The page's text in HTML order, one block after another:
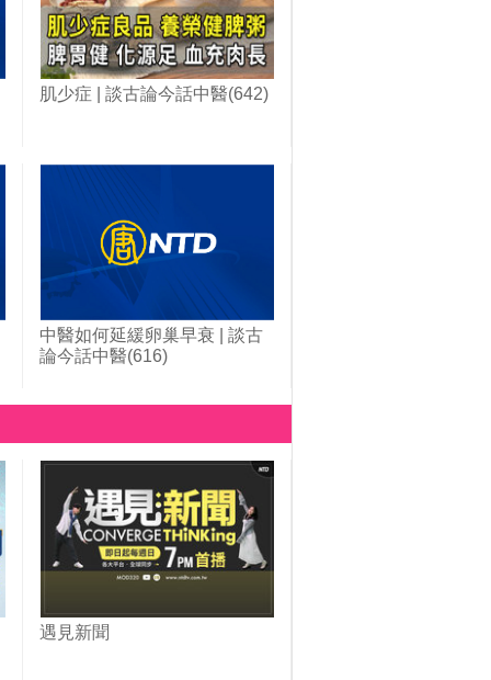
肌少症 | 談古論今話中醫(642)
中醫如何延緩卵巢早衰 | 談古
論今話中醫(616)
遇見新聞